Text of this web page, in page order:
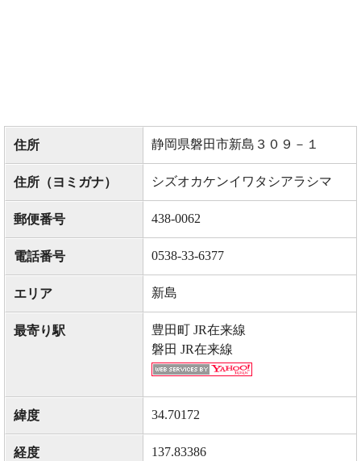
住所 静岡県磐田市新島３０９－１
住所（ヨミガナ） シズオカケンイワタシアラシマ
郵便番号 438-0062
電話番号 0538-33-6377
エリア 新島
最寄り駅
豊田町 JR在来線
磐田 JR在来線
緯度 34.70172
経度 137.83386